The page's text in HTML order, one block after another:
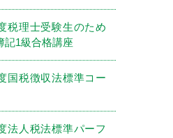
税理士受験生のため
記1級合格講座
国税徴収法標準コー
法人税法標準パーフ